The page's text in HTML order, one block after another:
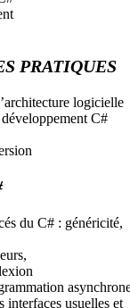
PRATIQUES
logicielle
C#
du C# : généricité,
interfaces usuelles et